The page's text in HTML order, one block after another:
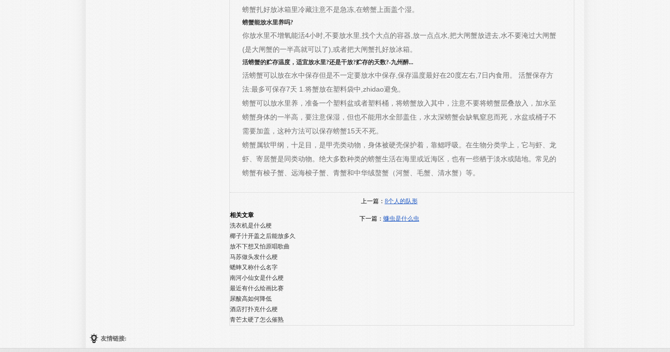
螃蟹扎好放冰箱里冷藏注意不是急冻,在螃蟹上面盖个湿。
螃蟹能放水里养吗?
你放水里不增氧能活4小时,不要放水里,找个大点的容器,放一点点水,把大闸蟹放进去,水不要淹过大闸蟹
(是大闸蟹的一半高就可以了),或者把大闸蟹扎好放冰箱。
活螃蟹的贮存温度，适宜放水里?还是干放?贮存的天数?-九州醉...
活螃蟹可以放在水中保存但是不一定要放水中保存,保存温度最好在20度左右,7日内食用。 活蟹保存方
法:最多可保存7天 1.将蟹放在塑料袋中,zhidao避免。
螃蟹可以放水里养，准备一个塑料盆或者塑料桶，将螃蟹放入其中，注意不要将螃蟹层叠放入，加水至
螃蟹身体的一半高，要注意保湿，但也不能用水全部盖住，水太深螃蟹会缺氧窒息而死，水盆或桶子不
需要加盖，这种方法可以保存螃蟹15天不死。
螃蟹属软甲纲，十足目，是甲壳类动物，身体被硬壳保护着，靠鳃呼吸。在生物分类学上，它与虾、龙
虾、寄居蟹是同类动物。绝大多数种类的螃蟹生活在海里或近海区，也有一些栖于淡水或陆地。常见的
螃蟹有梭子蟹、远海梭子蟹、青蟹和中华绒螯蟹（河蟹、毛蟹、清水蟹）等。
上一篇： 8个人的队形
下一篇： 蠊虫是什么虫
相关文章
洗衣机是什么梗
椰子汁开盖之后能放多久
放不下想又怕原唱歌曲
马苏做头发什么梗
蟋蟀又称什么名字
南河小仙女是什么梗
最近有什么绘画比赛
尿酸高如何降低
酒店打扑克什么梗
青芒太硬了怎么催熟
友情链接: